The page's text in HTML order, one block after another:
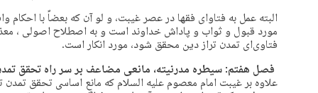
البته عمل به فتاوای فقها در عصر غیبت، و لو آن که بعضاً با
مورد قبول و ثواب و پاداش خداوند است و به اصطلاح اصولی ،
فتاوی‌ای تمدن تراز دین محقق شود، مورد انکار است.
فصل هفتم: سیطره مدرنیته، مانعی مضاعف بر سر راه تحقق
علاوه بر غیبت امام معصوم علیه السلام که مانع اساسی تحقق تمدن